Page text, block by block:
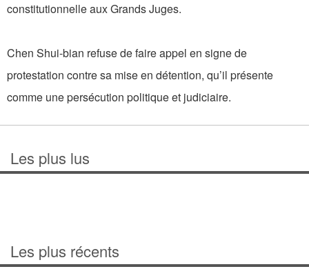
constitutionnelle aux Grands Juges.
Chen Shui-bian refuse de faire appel en signe de
protestation contre sa mise en détention, qu’il présente
comme une persécution politique et judiciaire.
Les plus lus
Les plus récents